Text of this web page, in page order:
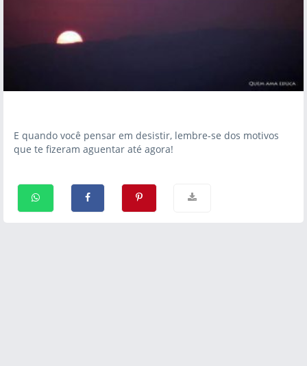
E quando você pensar em desistir, lembre-se dos motivos
que te fizeram aguentar até agora!